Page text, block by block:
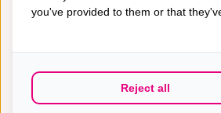
borstenin
Hoe
De Breast
you've provided to them or that
Reject all